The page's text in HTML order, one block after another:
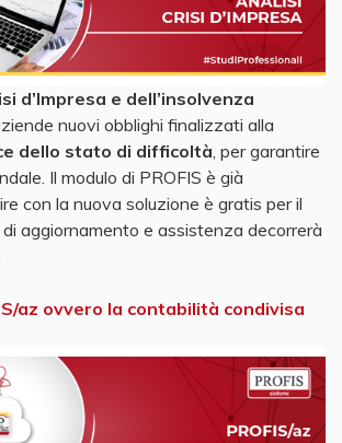
d’Impresa e dell’insolvenza
nuovi obblighi finalizzati alla
dello stato di difficoltà, per garantire
Il modulo di PROFIS è già
con la nuova soluzione è gratis per il
aggiornamento e assistenza decorrerà
az ovvero la contabilità condivisa